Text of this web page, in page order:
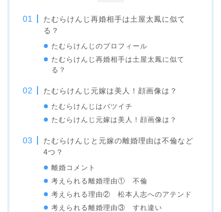
たむらけんじ再婚相手は土屋太鳳に似て
る？
たむらけんじのプロフィール
たむらけんじ再婚相手は土屋太鳳に似て
る？
たむらけんじ元嫁は美人！顔画像は？
たむらけんじはバツイチ
たむらけんじ元嫁は美人！顔画像は？
たむらけんじと元嫁の離婚理由は不倫など
4つ？
離婚コメント
考えられる離婚理由① 不倫
考えられる理由② 松本人志へのアテンド
考えられる離婚理由③ すれ違い